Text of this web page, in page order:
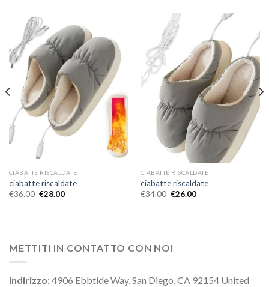
CIABATTE RISCALDATE
ciabatte riscaldate
€36.00 €28.00
CIABATTE RISCALDATE
ciabatte riscaldate
€34.00 €26.00
METTITI IN CONTATTO CON NOI
Indirizzo:4906 Ebbtide Way, San Diego, CA 92154 United